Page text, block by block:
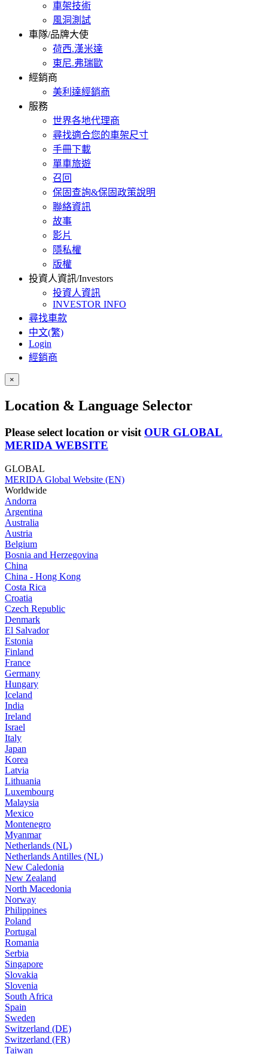
車架技術
風洞測試
車隊/品牌大使
荷西.漢米達
東尼.弗瑞歐
經銷商
美利達經銷商
服務
世界各地代理商
尋找適合您的車架尺寸
手冊下載
單車旅遊
召回
保固查詢&保固政策說明
聯絡資訊
故事
影片
隱私權
版權
投資人資訊/Investors
投資人資訊
INVESTOR INFO
尋找車款
中文(繁)
Login
經銷商
×
Location & Language Selector
Please select location or visit OUR GLOBAL
MERIDA WEBSITE
GLOBAL
MERIDA Global Website (EN)
Worldwide
Andorra
Argentina
Australia
Austria
Belgium
Bosnia and Herzegovina
China
China - Hong Kong
Costa Rica
Croatia
Czech Republic
Denmark
El Salvador
Estonia
Finland
France
Germany
Hungary
Iceland
India
Ireland
Israel
Italy
Japan
Korea
Latvia
Lithuania
Luxembourg
Malaysia
Mexico
Montenegro
Myanmar
Netherlands (NL)
Netherlands Antilles (NL)
New Caledonia
New Zealand
North Macedonia
Norway
Philippines
Poland
Portugal
Romania
Serbia
Singapore
Slovakia
Slovenia
South Africa
Spain
Sweden
Switzerland (DE)
Switzerland (FR)
Taiwan